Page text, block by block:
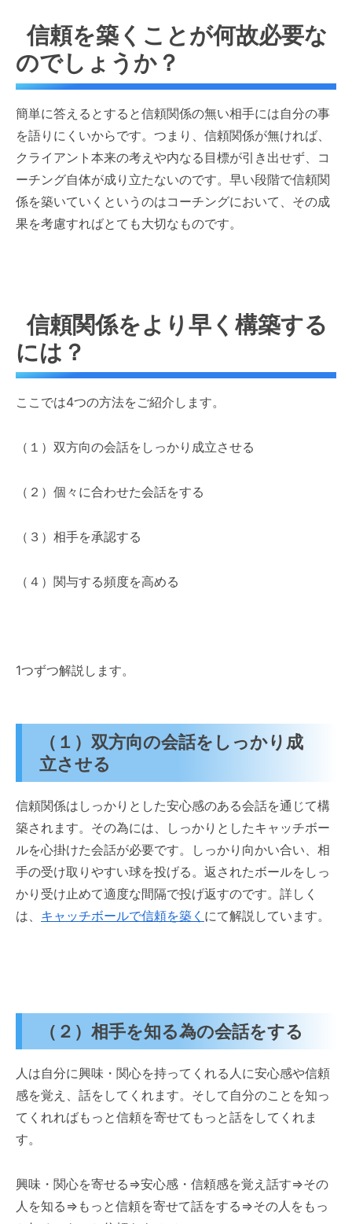
信頼を築くことが何故必要な
のでしょうか？
簡単に答えるとすると信頼関係の無い相手には自分の事
を語りにくいからです。つまり、信頼関係が無ければ、
クライアント本来の考えや内なる目標が引き出せず、コ
ーチング自体が成り立たないのです。早い段階で信頼関
係を築いていくというのはコーチングにおいて、その成
果を考慮すればとても大切なものです。
信頼関係をより早く構築する
には？
ここでは4つの方法をご紹介します。
（１）双方向の会話をしっかり成立させる
（２）個々に合わせた会話をする
（３）相手を承認する
（４）関与する頻度を高める
1つずつ解説します。
（１）双方向の会話をしっかり成
立させる
信頼関係はしっかりとした安心感のある会話を通じて構
築されます。その為には、しっかりとしたキャッチボー
ルを心掛けた会話が必要です。しっかり向かい合い、相
手の受け取りやすい球を投げる。返されたボールをしっ
かり受け止めて適度な間隔で投げ返すのです。詳しく
は、 キャッチボールで信頼を築く にて解説しています。
（２）相手を知る為の会話をする
人は自分に興味・関心を持ってくれる人に安心感や信頼
感を覚え、話をしてくれます。そして自分のことを知っ
てくれればもっと信頼を寄せてもっと話をしてくれま
す。
興味・関心を寄せる⇒安心感・信頼感を覚え話す⇒その
人を知る⇒もっと信頼を寄せて話をする⇒その人をもっ